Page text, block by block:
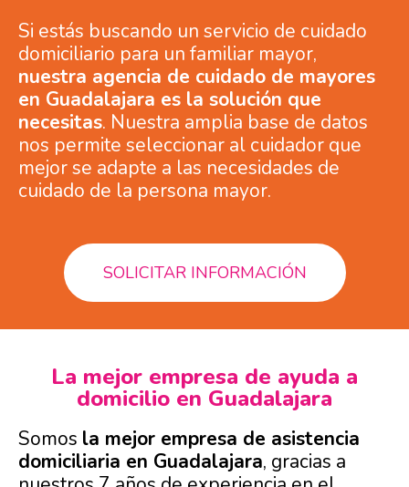
Si estás buscando un servicio de cuidado
domiciliario para un familiar mayor,
nuestra agencia de cuidado de mayores
en Guadalajara es la solución que
necesitas. Nuestra amplia base de datos
nos permite seleccionar al cuidador que
mejor se adapte a las necesidades de
cuidado de la persona mayor.
SOLICITAR INFORMACIÓN
La mejor empresa de ayuda a
domicilio en Guadalajara
Somos la mejor empresa de asistencia
domiciliaria en Guadalajara, gracias a